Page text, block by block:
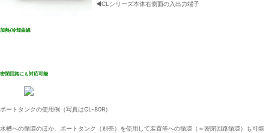
◀︎CLシリーズ本体右側面の入出力端子
加熱/冷却曲線
密閉回路にも対応可能
ポートタンクの使用例（写真はCL-80R）
水槽への循環のほか、ポートタンク（別売）を使用して装置等への循環（＝密閉回路循環）も可能